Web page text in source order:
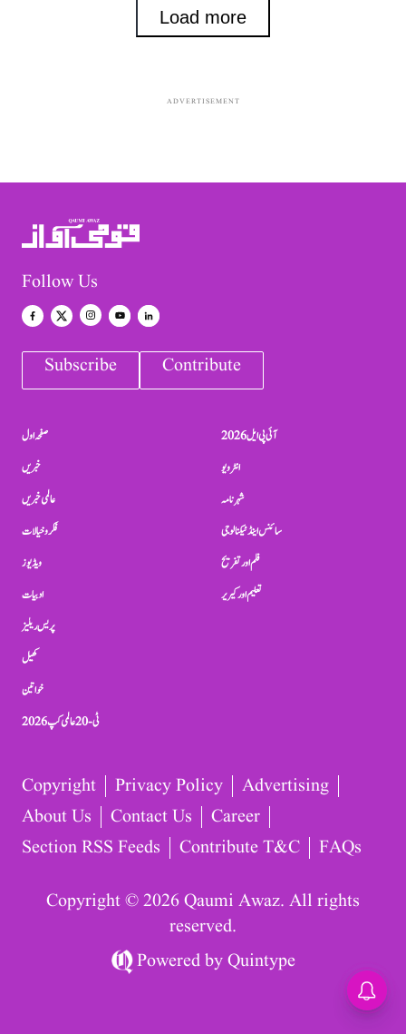
Load more
ADVERTISEMENT
Follow Us
Subscribe Contribute
صفحہ اول
خبریں
عالمی خبریں
فکر و خیالات
ویڈیوز
ادبیات
پریس ریلیز
کھیل
خواتین
ٹی-20 عالمی کپ 2026
آئی پی ایل 2026
انٹرویو
شہرنامہ
سائنس اینڈ ٹیکنالوجی
فلم اور تفریح
تعلیم اور کیریر
Copyright Privacy Policy
Advertising
About Us
Contact Us
Career
Section RSS Feeds
Contribute T&C FAQs
Copyright © 2026 Qaumi Awaz. All rights
reserved.
Powered byQuintype